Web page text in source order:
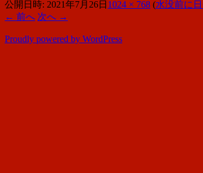
公開日時: 2021年7月26日 1024 × 768 (水没前に
← 前へ 次へ →
Proudly powered by WordPress